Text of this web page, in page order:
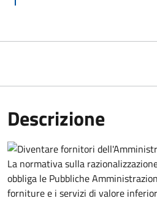
Descrizione
La normativa sulla
obbliga le Pubbliche
forniture e i servizi di valore